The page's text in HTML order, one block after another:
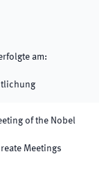
am:
of the Nobel
Meetings